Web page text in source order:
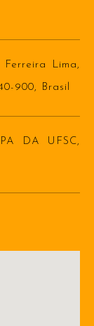
Lima,
900, Brasil
DA UFSC,